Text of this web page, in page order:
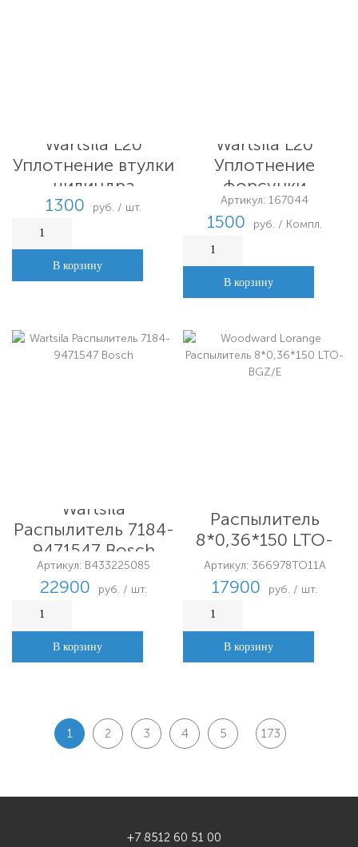
Wartsila L20
Уплотнение втулки
цилиндра
1300
руб. / шт.
В корзину
Wartsila L20
Уплотнение
форсунки
Артикул: 167044
1500 руб. / Компл.
В корзину
Wartsila
Распылитель 7184-
9471547 Bosch
Артикул: B433225085
22900 руб. / шт.
В корзину
Распылитель
8*0,36*150 LTO-
BGZ/E
Артикул: 366978TO11A
17900 руб. / шт.
В корзину
1 2 3 4 5 173
+7 8512 60 51 00